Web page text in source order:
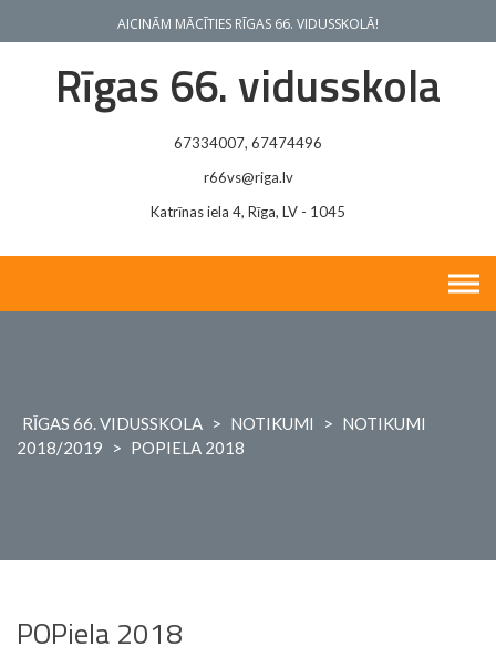
AICINĀM MĀCĪTIES RĪGAS 66. VIDUSSKOLĀ!
Rīgas 66. vidusskola
67334007, 67474496
r66vs@riga.lv
Katrīnas iela 4, Rīga, LV - 1045
RĪGAS 66. VIDUSSKOLA > NOTIKUMI > NOTIKUMI
2018/2019
> POPIELA 2018
POPiela 2018